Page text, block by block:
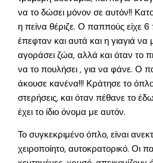
να το δώσει μόνον σε αυτόν!!
η πείνα θέριζε. Ο παππούς είχε 6
έπεφταν και αυτά και η γιαγιά να
αγοράσει ζώα, αλλά και όταν το
να το πουλήσει , για να φάνε. Ο
άκουσε κανένα!!! Κράτησε το
στερήσεις, και όταν πέθανε το
έχει το ίδιο όνομα με αυτόν.
Το συγκεκριμένο όπλο, είναι
χειροποίητο, αυτοκρατορικό. Οι